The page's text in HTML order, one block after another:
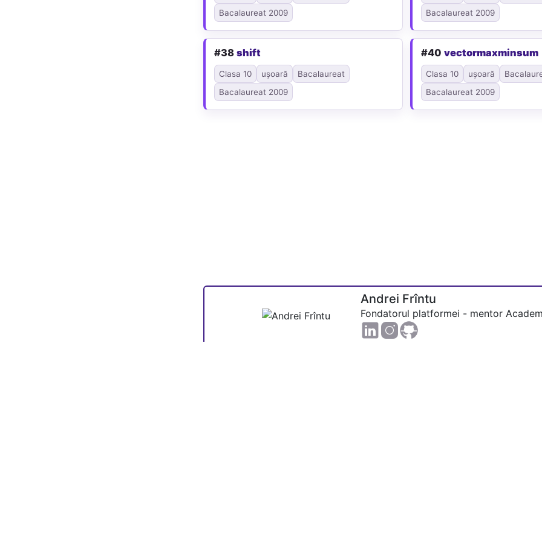
Bacalaureat 2009 Bacalaureat 2009
#38 shift
Clasa 10 ușoară
Bacalaureat
Bacalaureat 2009
#40 vectormaxminsum
Clasa 10 ușoară
Bacalaureat 2009
Andrei Frîntu
Fondatorul platformei - mentor